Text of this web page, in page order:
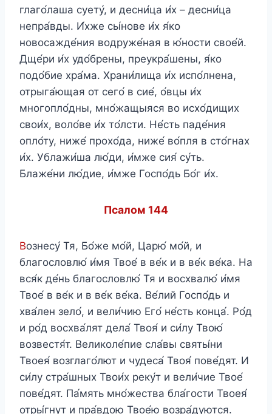
глаго́лаша суету́, и десни́ца и́х – десни́ца
непра́вды. И́хже сы́нове и́х я́ко
новосажде́ния водруже́ная в ю́ности свое́й.
Дще́ри и́х удо́брены, преукра́шены, я́ко
подо́бие хра́ма. Храни́лища и́х испо́лнена,
отрыга́ющая от сего́ в сие́, о́вцы и́х
многопло́дны, мно́жащыяся во исхо́дищих
свои́х, воло́ве и́х то́лсти. Не́сть паде́ния
опло́ту, ниже́ прохо́да, ниже́ во́пля в сто́гнах
и́х. Ублажи́ша лю́ди, и́мже сия́ су́ть.
Блаже́ни лю́дие, и́мже Госпо́дь Бо́г и́х.
Псалом 144
Вознесу́ Тя, Бо́же мо́й, Царю́ мо́й, и
благословлю́ и́мя Твое́ в ве́к и в ве́к ве́ка. На
вся́к де́нь благословлю́ Тя и восхвалю́ и́мя
Твое́ в ве́к и в ве́к ве́ка. Ве́лий Госпо́дь и
хва́лен зело́, и вели́чию Его́ не́сть конца́. Ро́д
и ро́д восхва́лят дела́ Твоя́ и си́лу Твою́
возвестя́т. Великоле́пие сла́вы святы́ни
Твоея́ возглаго́лют и чудеса́ Твоя́ пове́дят. И
си́лу стра́шных Твои́х реку́т и вели́чие Твое́
пове́дят. Па́мять мно́жества бла́гости Твоея́
отры́гнут и пра́вдою Твое́ю возра́дуются.